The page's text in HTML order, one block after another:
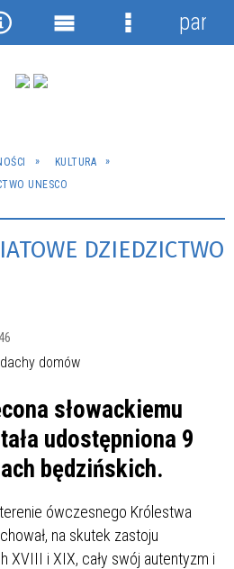
KULTURA
UNESCO
DZIEDZICTWO
słowackiemu
udostępniona 9
będzińskich.
ówczesnego Królestwa
na skutek zastoju
XVIII i XIX, cały swój autentyzm i
Menu
Menu
panel